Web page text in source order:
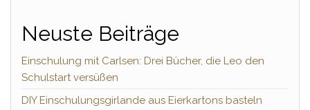
Neuste Beiträge
Einschulung mit Carlsen: Drei Bücher, die Leo den
Schulstart versüßen
DIY Einschulungsgirlande aus Eierkartons basteln